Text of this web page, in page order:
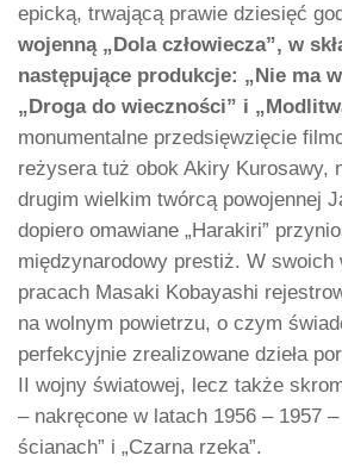
epicką, trwającą prawie dziesięć
wojenną „Dola człowiecza”, w
następujące produkcje: „Nie ma
„Droga do wieczności” i
monumentalne przedsięwzięcie
reżysera tuż obok Akiry Kurosawy,
drugim wielkim twórcą powojennej
dopiero omawiane „Harakiri”
międzynarodowy prestiż. W
pracach Masaki Kobayashi
na wolnym powietrzu, o czym
perfekcyjnie zrealizowane dzieła
II wojny światowej, lecz także
– nakręcone w latach 1956 – 1957
ścianach” i „Czarna rzeka”.